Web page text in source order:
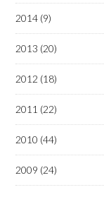
2014 (9)
2013 (20)
2012 (18)
2011 (22)
2010 (44)
2009 (24)